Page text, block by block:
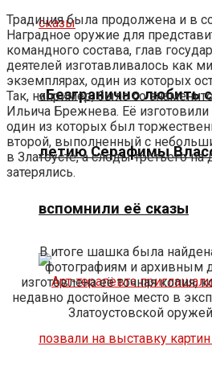
«Безгранично любить
летию Серафимы
вспомнили её сказы
Традиция была продолжена и в
Наградное оружие для
командного состава, глав
деятелей изготавливалось как
экземплярах, один из которых
Так, например, было со
Ильича Брежнева. Её изготовили
один из которых был
второй, выполненный с
в Златоусте, а следы третьего
затерялись.
В итоге шашка была
фотографиям и архивным
изготовлена её точная копия,
недавно достойное место в
Златоустовской